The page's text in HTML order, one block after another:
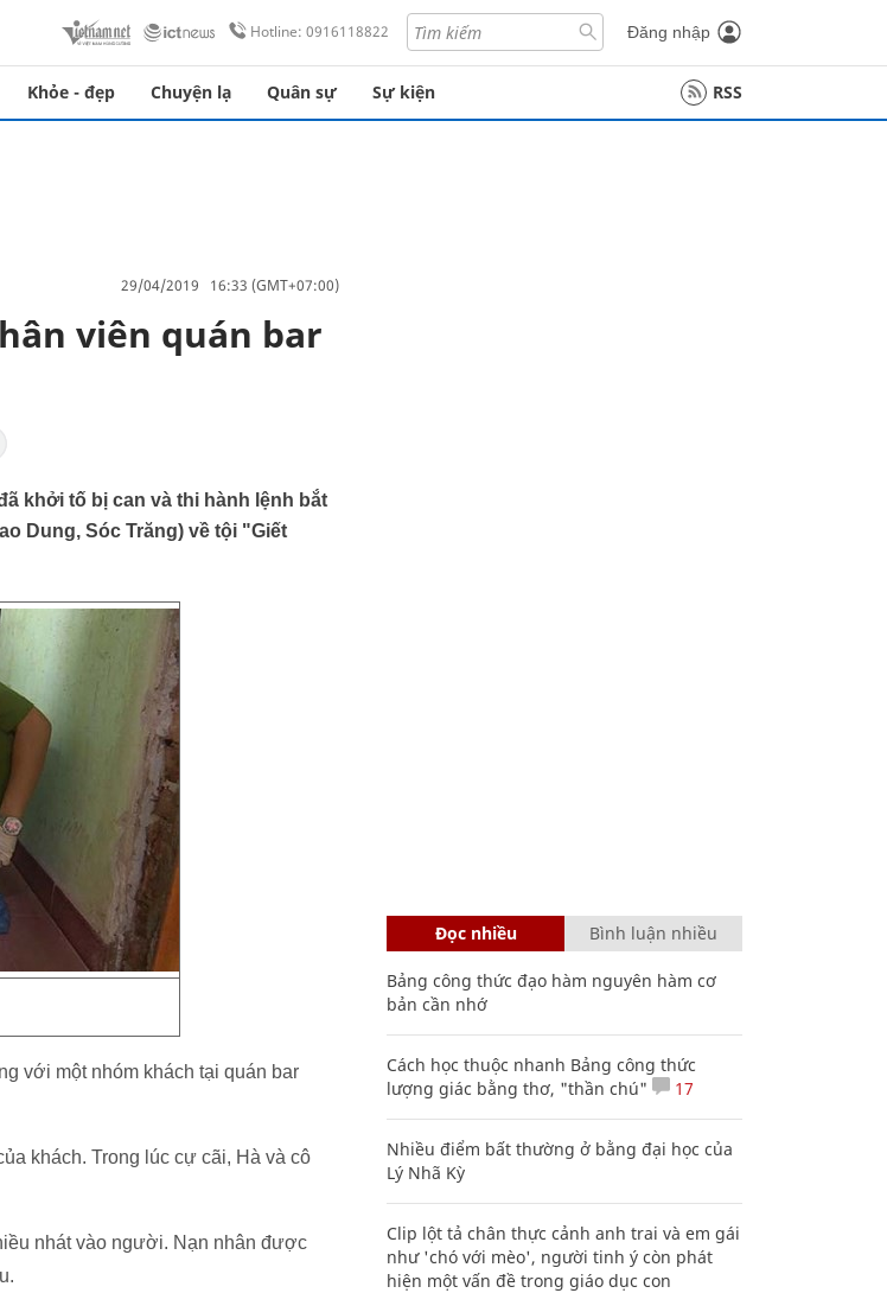
Hotline: 0916118822 Đăng nhập
Khỏe - đẹp Chuyện lạ Quân sự Sự kiện RSS
29/04/2019 16:33 (GMT+07:00)
viên quán bar
khởi tố bị can và thi hành lệnh bắt
Dung, Sóc Trăng) về tội "Giết
với một nhóm khách tại quán bar
khách. Trong lúc cự cãi, Hà và cô
nhát vào người. Nạn nhân được
Đọc nhiều Bình luận nhiều
Bảng công thức đạo hàm nguyên hàm cơ
bản cần nhớ
Cách học thuộc nhanh Bảng công thức
lượng giác bằng thơ, "thần chú"
17
Nhiều điểm bất thường ở bằng đại học của
Lý Nhã Kỳ
Clip lột tả chân thực cảnh anh trai và em gái
như 'chó với mèo', người tinh ý còn phát
hiện một vấn đề trong giáo dục con